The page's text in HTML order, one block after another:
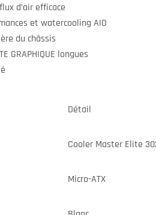
d’air efficace
et watercooling AIO
du châssis
GRAPHIQUE longues
Détail
Cooler Master Elite
Micro-ATX